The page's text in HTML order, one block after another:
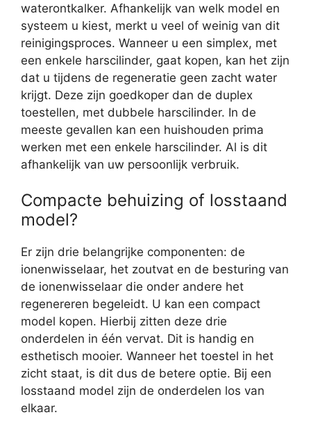
waterontkalker. Afhankelijk van welk model en
systeem u kiest, merkt u veel of weinig van dit
reinigingsproces. Wanneer u een simplex, met
een enkele harscilinder, gaat kopen, kan het zijn
dat u tijdens de regeneratie geen zacht water
krijgt. Deze zijn goedkoper dan de duplex
toestellen, met dubbele harscilinder. In de
meeste gevallen kan een huishouden prima
werken met een enkele harscilinder. Al is dit
afhankelijk van uw persoonlijk verbruik.
Compacte behuizing of losstaand
model?
Er zijn drie belangrijke componenten: de
ionenwisselaar, het zoutvat en de besturing van
de ionenwisselaar die onder andere het
regenereren begeleidt. U kan een compact
model kopen. Hierbij zitten deze drie
onderdelen in één vervat. Dit is handig en
esthetisch mooier. Wanneer het toestel in het
zicht staat, is dit dus de betere optie. Bij een
losstaand model zijn de onderdelen los van
elkaar.